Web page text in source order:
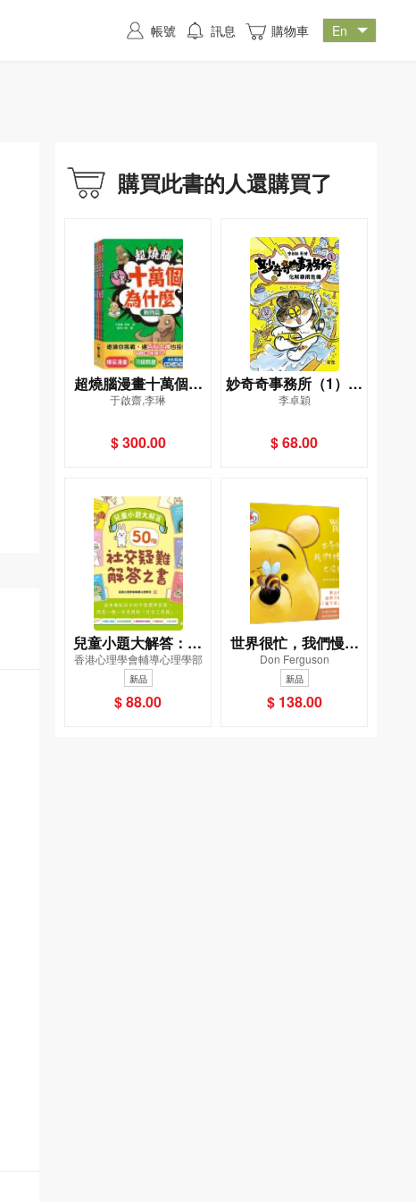
購買此書的人還購買了
超燒腦漫畫十萬個為
什麼（一套4冊）
于啟齋,李琳
$ 300.00
妙奇奇事務所（1）化
解暴雨危機
李卓穎
$ 68.00
兒童小題大解答：50
個社交疑難解答之書
香港心理學會輔導心理學部
新品
$ 88.00
世界很忙，我們慢一
點也沒關係：維尼的
鬆弛感生活之道
Don Ferguson
新品
$ 138.00
帳號 訊息 購物車